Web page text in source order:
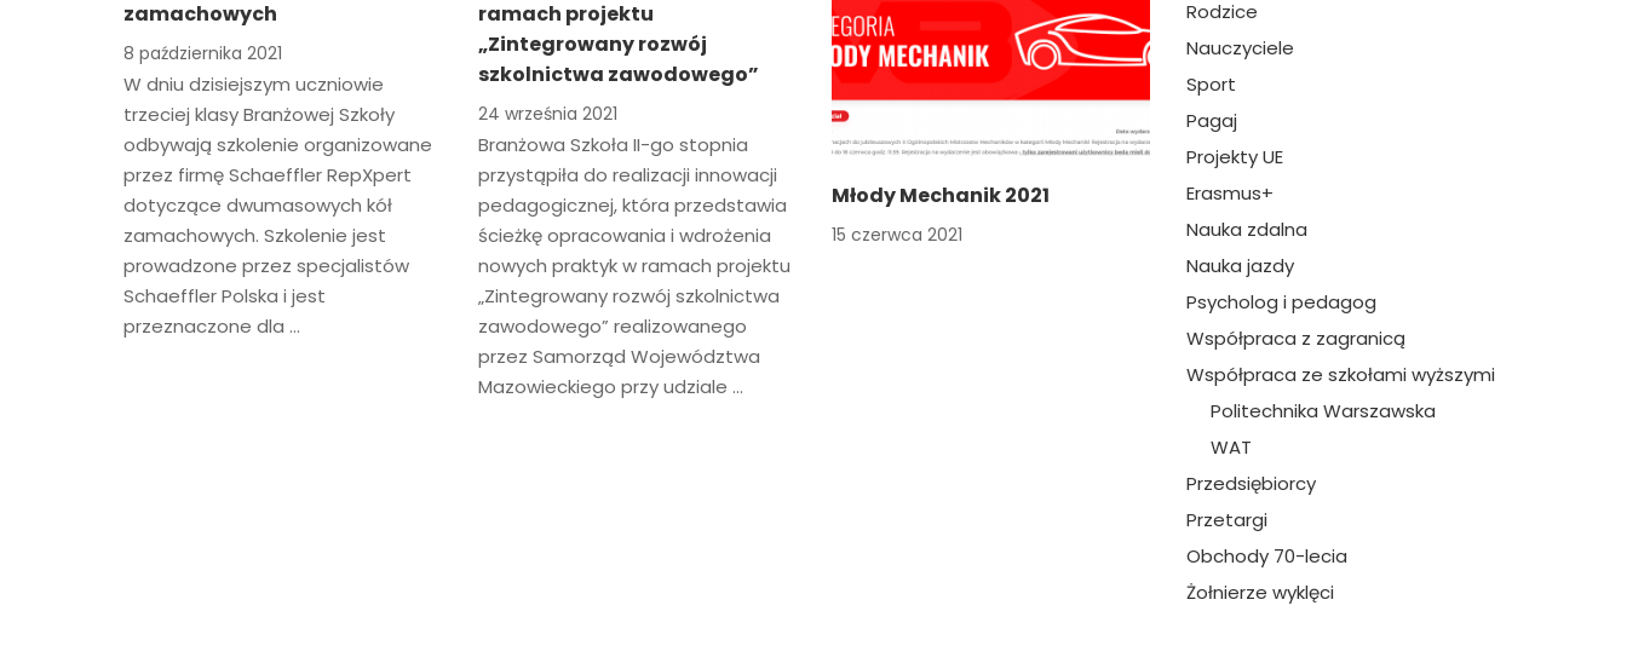
zamachowych
8 października 2021
W dniu dzisiejszym uczniowie
trzeciej klasy Branżowej Szkoły
odbywają szkolenie organizowane
przez firmę Schaeffler RepXpert
dotyczące dwumasowych kół
zamachowych. Szkolenie jest
prowadzone przez specjalistów
Schaeffler Polska i jest
przeznaczone dla …
ramach projektu
„Zintegrowany rozwój
szkolnictwa zawodowego”
24 września 2021
Branżowa Szkoła II-go stopnia
przystąpiła do realizacji innowacji
pedagogicznej, która przedstawia
ścieżkę opracowania i wdrożenia
nowych praktyk w ramach projektu
„Zintegrowany rozwój szkolnictwa
zawodowego” realizowanego
przez Samorząd Województwa
Mazowieckiego przy udziale …
Młody Mechanik 2021
15 czerwca 2021
Rodzice
Nauczyciele
Sport
Pagaj
Projekty UE
Erasmus+
Nauka zdalna
Nauka jazdy
Psycholog i pedagog
Współpraca z zagranicą
Współpraca ze szkołami wyższymi
Politechnika Warszawska
WAT
Przedsiębiorcy
Przetargi
Obchody 70-lecia
Żołnierze wyklęci